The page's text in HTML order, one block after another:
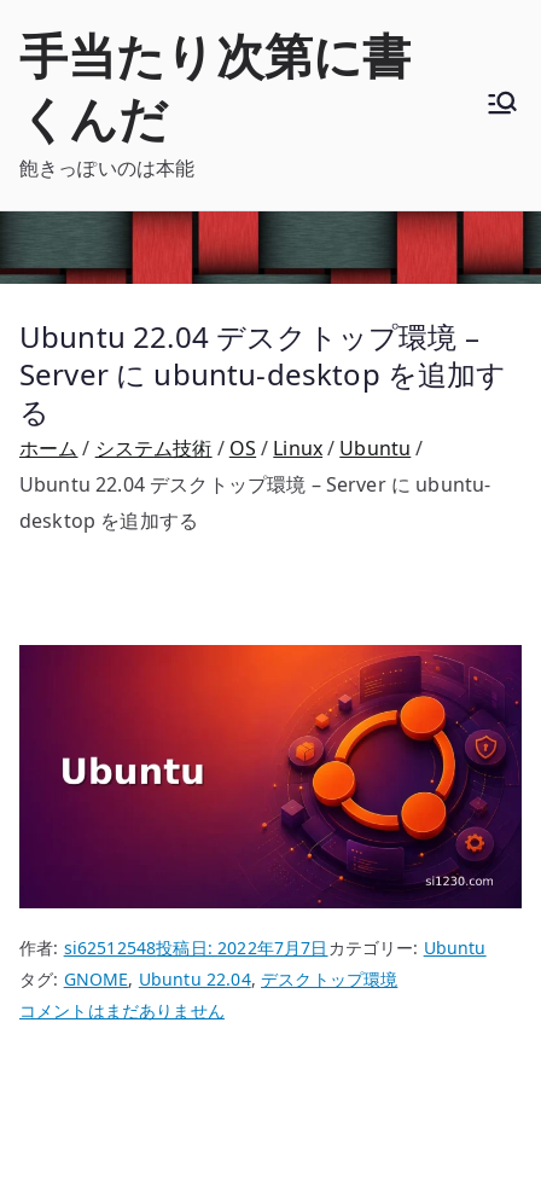
手当たり次第に書
くんだ
飽きっぽいのは本能
Ubuntu 22.04 デスクトップ環境 –
Server に ubuntu-desktop を追加す
る
ホーム システム技術 OS Linux
Ubuntu
Ubuntu 22.04 デスクトップ環境 – Server に ubuntu-
desktop を追加する
作者: si62512548投稿日:2022年7月7日 カテゴリー: Ubuntu
タグ: GNOME, Ubuntu 22.04,デスクトップ環境
Ubuntu
コメントはまだありません